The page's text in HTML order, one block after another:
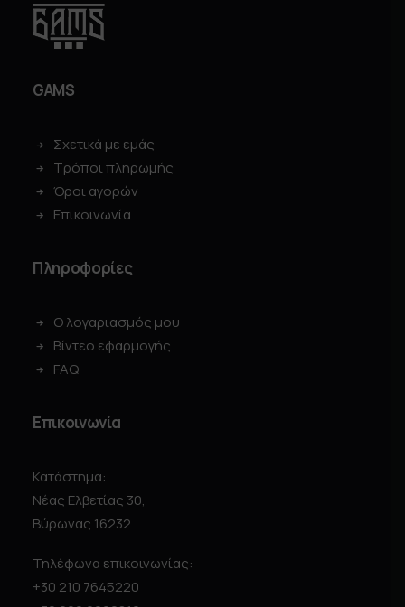
GAMS
Σχετικά με εμάς
Τρόποι πληρωμής
Όροι αγορών
Επικοινωνία
Πληροφορίες
Ο λογαριασμός μου
Βίντεο εφαρμογής
FAQ
Επικοινωνία
Κατάστημα:
Νέας Ελβετίας 30,
Βύρωνας 16232
Τηλέφωνα επικοινωνίας:
+30 210 7645220